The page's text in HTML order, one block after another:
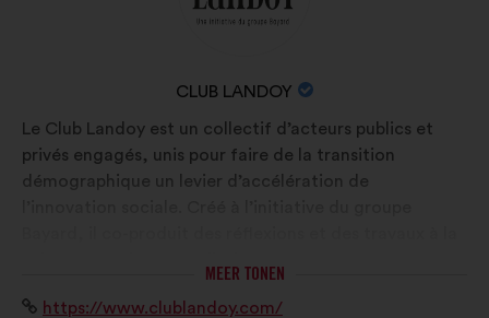
HET
LANDOY
NAAM
ORGANISATIE:
CLUB LANDOY
Le Club Landoy est un collectif d’acteurs publics et
privés engagés, unis pour faire de la transition
démographique un levier d’accélération de
MEER TONEN
Website:
https://www.clublandoy.com/